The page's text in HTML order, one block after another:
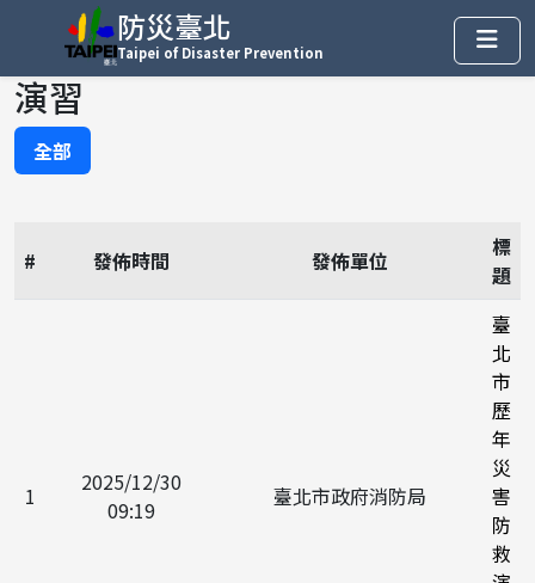
防災臺北
Taipei of Disaster Prevention
演習
全部
# 發佈時間 發佈單位
標
題
1
2025/12/30
09:19
臺北市政府消防局
臺
北
市
歷
年
災
害
防
救